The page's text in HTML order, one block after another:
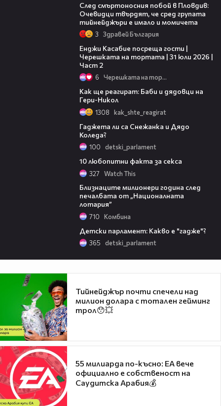
След смъртоносния побой в Пловдив:
Очевидци твърдят, че сред групата
тийнейджъри е имало и момичета
3 Здравей България
Енджи Касабие посреща гости |
Черешката на тортата | 31 юли 2026 |
Част 2
6 Черешката на тортата
Как ще реагират: Баби и дядовци на
Гери-Никол
1308 kak_shte_reagirat
Гаджета ли са Снежанка и Дядо
Коледа?
100 detski_parlament
10 любопитни факта за секса
327 Watch This
Близнаците милионери година след
печалбата от „Националната
лотария”
710 Комбина
Детски парламент: Какво е "гадже"?
365 detski_parlament
Тийнейджър почти спечели над
милион долара с тотален гейминг
трол😯💥
55 милиарда по-късно: EA вече
официално е собственост на
Саудитска Арабия💰